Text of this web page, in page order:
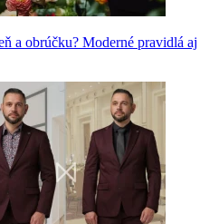
a obrúčku? Moderné pravidlá aj